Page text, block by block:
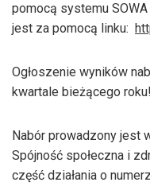
pomocą systemu SOWA
jest za pomocą linku:
Ogłoszenie wyników
kwartale bieżącego roku!
Nabór prowadzony jest
Spójność społeczna i
część działania o